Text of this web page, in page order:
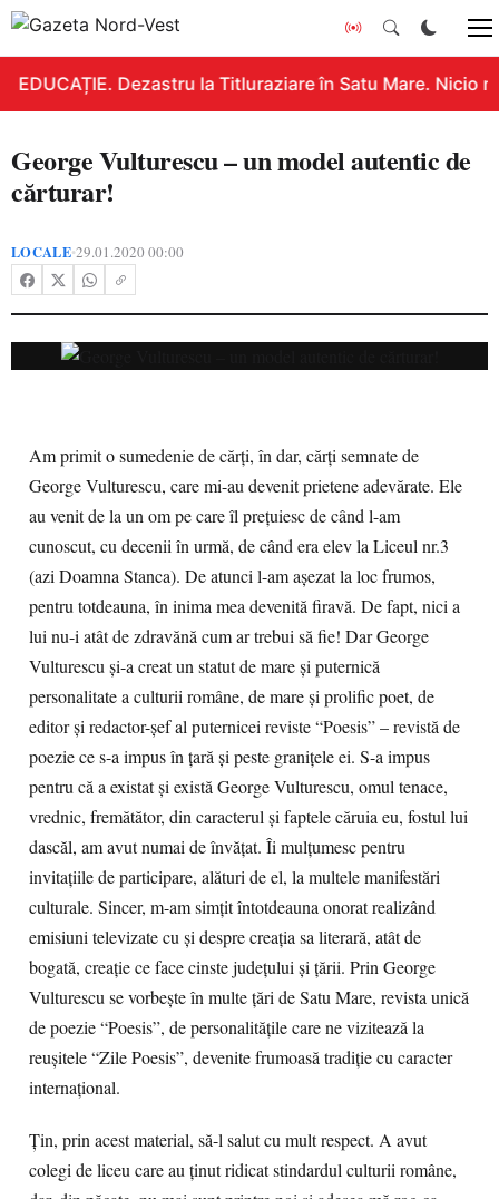
EDUCAȚIE. Dezastru la Titluraziare în Satu Mare. Nicio
George Vulturescu – un model autentic de
cărturar!
LOCALE•29.01.2020 00:00
Am primit o sumedenie de cărți, în dar, cărți semnate de
George Vulturescu, care mi-au devenit prietene adevărate. Ele
au venit de la un om pe care îl prețuiesc de când l-am
cunoscut, cu decenii în urmă, de când era elev la Liceul nr.3
(azi Doamna Stanca). De atunci l-am așezat la loc frumos,
pentru totdeauna, în inima mea devenită firavă. De fapt, nici a
lui nu-i atât de zdravănă cum ar trebui să fie! Dar George
Vulturescu și-a creat un statut de mare și puternică
personalitate a culturii române, de mare și prolific poet, de
editor și redactor-șef al puternicei reviste “Poesis” – revistă de
poezie ce s-a impus în țară și peste granițele ei. S-a impus
pentru că a existat și există George Vulturescu, omul tenace,
vrednic, fremătător, din caracterul și faptele căruia eu, fostul lui
dascăl, am avut numai de învățat. Îi mulțumesc pentru
invitațiile de participare, alături de el, la multele manifestări
culturale. Sincer, m-am simțit întotdeauna onorat realizând
emisiuni televizate cu și despre creația sa literară, atât de
bogată, creație ce face cinste județului și țării. Prin George
Vulturescu se vorbește în multe țări de Satu Mare, revista unică
de poezie “Poesis”, de personalitățile care ne vizitează la
reușitele “Zile Poesis”, devenite frumoasă tradiție cu caracter
internațional.
Țin, prin acest material, să-l salut cu mult respect. A avut
colegi de liceu care au ținut ridicat stindardul culturii române,